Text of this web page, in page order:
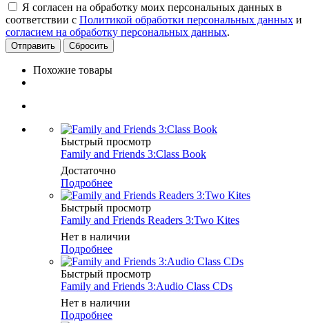
Я согласен на обработку моих персональных данных в
соответствии с Политикой обработки персональных данных и
согласием на обработку персональных данных.
Сбросить
Похожие товары
Быстрый просмотр
Family and Friends 3:Class Book
Достаточно
Подробнее
Быстрый просмотр
Family and Friends Readers 3:Two Kites
Нет в наличии
Подробнее
Быстрый просмотр
Family and Friends 3:Audio Class CDs
Нет в наличии
Подробнее